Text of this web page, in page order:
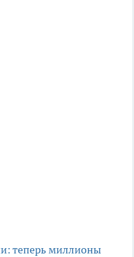
теперь миллионы